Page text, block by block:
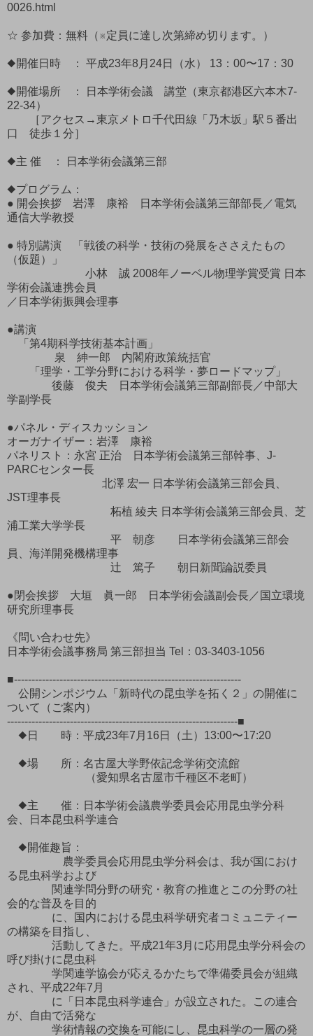
0026.html
☆ 参加費：無料（※定員に達し次第締め切ります。）
◆開催日時 ： 平成23年8月24日（水） 13：00〜17：30
◆開催場所 ： 日本学術会議 講堂（東京都港区六本木7-
22-34）
［アクセス→東京メトロ千代田線「乃木坂」駅５番出
口 徒歩１分］
◆主 催 ： 日本学術会議第三部
◆プログラム：
● 開会挨拶 岩澤 康裕 日本学術会議第三部部長／電気
通信大学教授
● 特別講演 「戦後の科学・技術の発展をささえたもの
（仮題）」
小林 誠 2008年ノーベル物理学賞受賞 日本
学術会議連携会員
／日本学術振興会理事
●講演
「第4期科学技術基本計画」
泉 紳一郎 内閣府政策統括官
「理学・工学分野における科学・夢ロードマップ」
後藤 俊夫 日本学術会議第三部副部長／中部大
学副学長
●パネル・ディスカッション
オーガナイザー：岩澤 康裕
パネリスト：永宮 正治 日本学術会議第三部幹事、J-
PARCセンター長
北澤 宏一 日本学術会議第三部会員、
JST理事長
柘植 綾夫 日本学術会議第三部会員、芝
浦工業大学学長
平 朝彦 日本学術会議第三部会
員、海洋開発機構理事
辻 篤子 朝日新聞論説委員
●閉会挨拶 大垣 眞一郎 日本学術会議副会長／国立環境
研究所理事長
《問い合わせ先》
日本学術会議事務局 第三部担当 Tel：03-3403-1056
■-----------------------------------------------------------------
公開シンポジウム「新時代の昆虫学を拓く２」の開催に
ついて（ご案内）
------------------------------------------------------------------■
◆日 時：平成23年7月16日（土）13:00〜17:20
◆場 所：名古屋大学野依記念学術交流館
（愛知県名古屋市千種区不老町）
◆主 催：日本学術会議農学委員会応用昆虫学分科
会、日本昆虫科学連合
◆開催趣旨：
農学委員会応用昆虫学分科会は、我が国におけ
る昆虫科学および
関連学問分野の研究・教育の推進とこの分野の社
会的な普及を目的
に、国内における昆虫科学研究者コミュニティー
の構築を目指し、
活動してきた。平成21年3月に応用昆虫学分科会の
呼び掛けに昆虫科
学関連学協会が応えるかたちで準備委員会が組織
され、平成22年7月
に「日本昆虫科学連合」が設立された。この連合
が、自由で活発な
学術情報の交換を可能にし、昆虫科学の一層の発